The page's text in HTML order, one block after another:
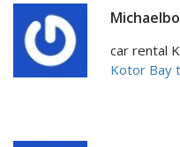
car rental
Kotor Bay